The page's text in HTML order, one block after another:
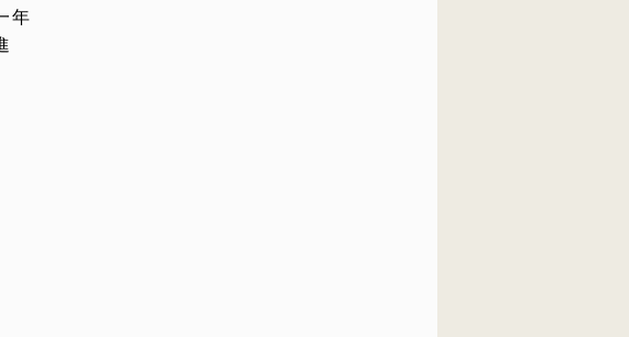
年